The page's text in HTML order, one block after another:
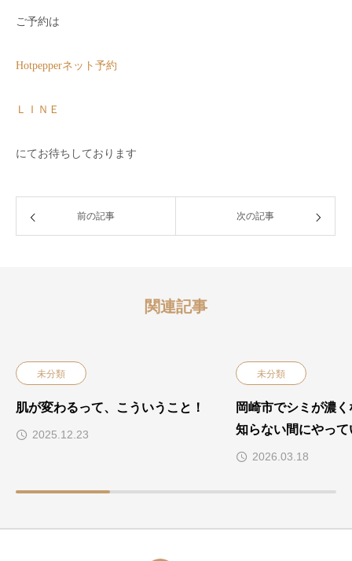
ご予約は
Hotpepperネット予約
ＬＩＮＥ
にてお待ちしております
前の記事 次の記事
関連記事
未分類
肌が変わるって、こういうこと！
2025.12.23
未分類
岡崎市でシミが濃
知らない間にやっ
2026.03.18